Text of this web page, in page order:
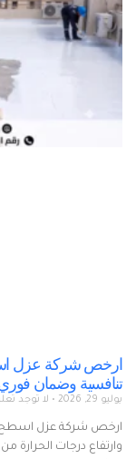
ارخص شركة عزل
تنافسية وضمان
يوليو 29, 2026 لا توجد
ارخص شركة عزل اسطح
وارتفاع درجات الحرارة